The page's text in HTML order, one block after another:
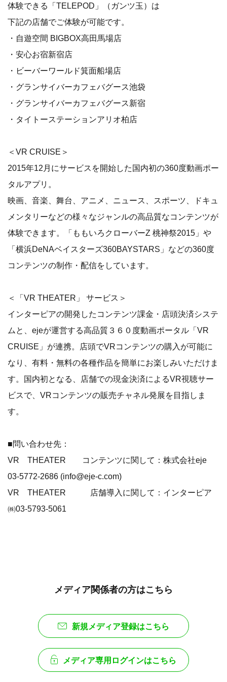
体験できる「TELEPOD」（ガンツ玉）は
下記の店舗でご体験が可能です。
・自遊空間 BIGBOX高田馬場店
・安心お宿新宿店
・ビーバーワールド箕面船場店
・グランサイバーカフェバグース池袋
・グランサイバーカフェバグース新宿
・タイトーステーションアリオ柏店
＜VR CRUISE＞
2015年12月にサービスを開始した国内初の360度動画ポー
タルアプリ。
映画、音楽、舞台、アニメ、ニュース、スポーツ、ドキュ
メンタリーなどの様々なジャンルの高品質なコンテンツが
体験できます。「ももいろクローバーZ 桃神祭2015」や
「横浜DeNAベイスターズ360BAYSTARS」などの360度
コンテンツの制作・配信をしています。
＜「VR THEATER」 サービス＞
インターピアの開発したコンテンツ課金・店頭決済システ
ムと、ejeが運営する高品質３６０度動画ポータル「VR
CRUISE」が連携。店頭でVRコンテンツの購入が可能に
なり、有料・無料の各種作品を簡単にお楽しみいただけま
す。国内初となる、店舗での現金決済によるVR視聴サー
ビスで、VRコンテンツの販売チャネル発展を目指しま
す。
■問い合わせ先：
VR THEATER コンテンツに関して：株式会社eje
03-5772-2686 (info@eje-c.com)
VR THEATER 店舗導入に関して：インターピア
㈱03-5793-5061
メディア関係者の方はこちら
新規メディア登録はこちら
メディア専用ログインはこちら